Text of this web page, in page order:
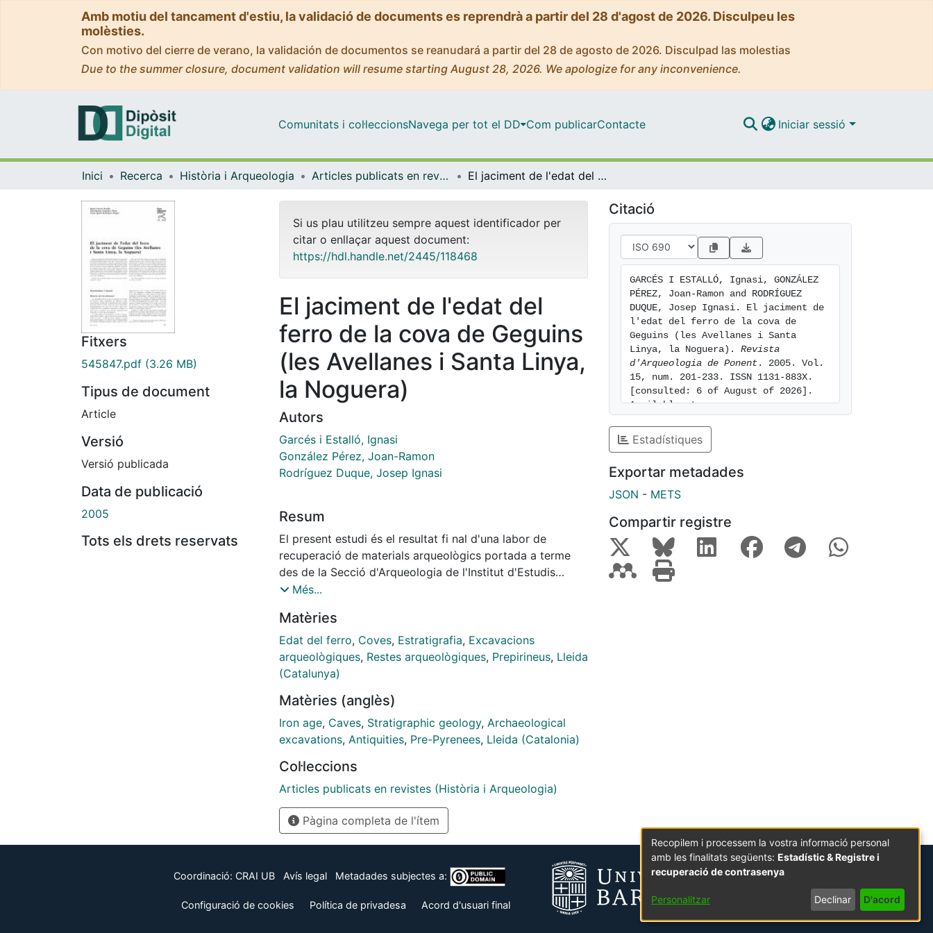
Amb motiu del tancament d'estiu, la validació de documents es reprendrà a partir del 28 d'agost de 2026. Disculpeu les
molèsties.
Con motivo del cierre de verano, la validación de documentos se reanudará a partir del 28 de agosto de 2026. Disculpad las molestias
Due to the summer closure, document validation will resume starting August 28, 2026. We apologize for any inconvenience.
Comunitats i col·leccionsNavega per tot el DD Com publicarContacte Iniciar sessió
Inici Recerca Història i Arqueologia Articles publicats en revistes (Història i Arqueologia) El jaciment de l'edat del ferro de la cova de Geguins (les Avellanes i Santa Linya, la Noguera)
Fitxers
545847.pdf (3.26 MB)
Tipus de document
Article
Versió
Versió publicada
Data de publicació
2005
Tots els drets reservats
Si us plau utilitzeu sempre aquest identificador per
citar o enllaçar aquest document:
https://hdl.handle.net/2445/118468
El jaciment de l'edat del
ferro de la cova de Geguins
(les Avellanes i Santa Linya,
la Noguera)
Autors
Garcés i Estalló, Ignasi
González Pérez, Joan-Ramon
Rodríguez Duque, Josep Ignasi
Resum
El present estudi és el resultat fi nal d'una labor de
recuperació de materials arqueològics portada a terme
des de la Secció d'Arqueologia de l'Institut d'Estudis
Ilerdencs entre 1980 i 1986, període en què es gestionà la
d'una única cavitat del Pre-pirineu lleidatà, aleshores
inèdita. També inclou els resultats d'una breu intervenció
arqueològica efectuada en la mateixa cova en 1982.
L'anàlisi dels objectes i el repàs de les condicions físiques
exions sobre dues problemàtiques històriques: una, la
possible naturalesa de l'activitat humana desenvolupada
en aquell indret, l'altra, la contribució de la cavitat al
presència humana durant la Prehistòria en les coves del
Montsec
Més...
Matèries
Edat del ferro, Coves, Estratigrafia, Excavacions
arqueològiques, Restes arqueològiques, Prepirineus, Lleida
(Catalunya)
Matèries (anglès)
Iron age, Caves, Stratigraphic geology, Archaeological
excavations, Antiquities, Pre-Pyrenees, Lleida (Catalonia)
Col·leccions
Articles publicats en revistes (Història i Arqueologia)
Pàgina completa de l'ítem
Citació
GARCÉS I ESTALLÓ, Ignasi, GONZÁLEZ
PÉREZ, Joan-Ramon and RODRÍGUEZ
DUQUE, Josep Ignasi. El jaciment de
l'edat del ferro de la cova de
Geguins (les Avellanes i Santa
Linya, la Noguera). Revista
d'Arqueologia de Ponent . 2005. Vol.
15, num. 201-233. ISSN 1131-883X.
[consulted: 6 of August of 2026].
Available at:
Estadístiques
Exportar metadades
JSON - METS
Compartir registre
Coordinació: CRAI UB Avís legal Metadades subjectes a:
Configuració de cookies Política de privadesa Acord d'usuari final
Recopilem i processem la vostra informació personal
amb les finalitats següents: Estadístic & Registre i
recuperació de contrasenya
Personalitzar Declinar D'acord